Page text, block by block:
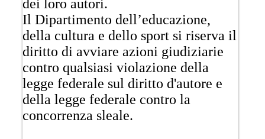
dei loro autori.
Il Dipartimento dell’educazione,
della cultura e dello sport si riserva il
diritto di avviare azioni giudiziarie
contro qualsiasi violazione della
legge federale sul diritto d'autore e
della legge federale contro la
concorrenza sleale.